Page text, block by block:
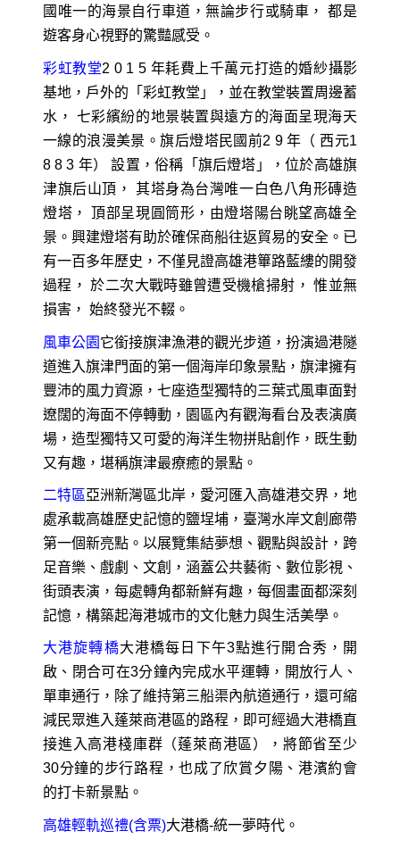
國唯一的海景自行車道，無論步行或騎車， 都是
遊客身心視野的驚豔感受。
彩虹教堂2 0 1 5 年耗費上千萬元打造的婚紗攝影
基地，戶外的「彩虹教堂」，並在教堂裝置周邊蓄
水， 七彩繽紛的地景裝置與遠方的海面呈現海天
一線的浪漫美景。旗后燈塔民國前2 9 年（ 西元1
8 8 3 年） 設置，俗稱「旗后燈塔」，位於高雄旗
津旗后山頂， 其塔身為台灣唯一白色八角形磚造
燈塔， 頂部呈現圓筒形，由燈塔陽台眺望高雄全
景。興建燈塔有助於確保商船往返貿易的安全。已
有一百多年歷史，不僅見證高雄港篳路藍縷的開發
過程， 於二次大戰時雖曾遭受機槍掃射， 惟並無
損害， 始終發光不輟。
風車公園 它銜接旗津漁港的觀光步道，扮演過港隧
道進入旗津門面的第一個海岸印象景點，旗津擁有
豐沛的風力資源，七座造型獨特的三葉式風車面對
遼闊的海面不停轉動，園區內有觀海看台及表演廣
場，造型獨特又可愛的海洋生物拼貼創作，既生動
又有趣，堪稱旗津最療癒的景點。
二特區 亞洲新灣區北岸，愛河匯入高雄港交界，地
處承載高雄歷史記憶的鹽埕埔，臺灣水岸文創廊帶
第一個新亮點。以展覽集結夢想、觀點與設計，跨
足音樂、戲劇、文創，涵蓋公共藝術、數位影視、
街頭表演，每處轉角都新鮮有趣，每個畫面都深刻
記憶，構築起海港城市的文化魅力與生活美學。
大港旋轉橋大港橋每日下午3點進行開合秀，開
啟、閉合可在3分鐘內完成水平運轉，開放行人、
單車通行，除了維持第三船渠內航道通行，還可縮
減民眾進入蓬萊商港區的路程，即可經過大港橋直
接進入高港棧庫群（蓬萊商港區），將節省至少
30分鐘的步行路程，也成了欣賞夕陽、港濱約會
的打卡新景點。
高雄輕軌巡禮(含票)大港橋-統一夢時代。